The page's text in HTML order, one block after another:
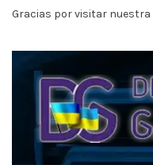
Gracias por visitar